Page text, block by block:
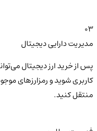
03
مدیریت دارایی دیجیتال
پس از خرید ارز دیجیتال
کاربری شوید و رمزارزهای
منتقل کنید.